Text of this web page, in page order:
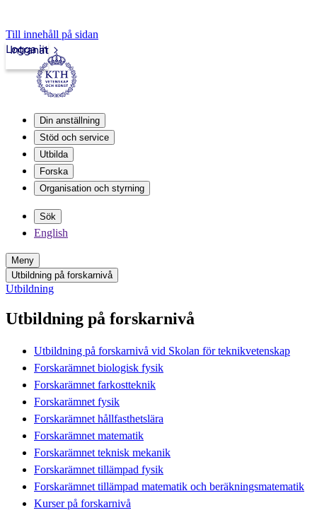
Till innehåll på sidan
Intranät
Logga in
Din anställning
Stöd och service
Utbilda
Forska
Organisation och styrning
Sök
English
Meny
Utbildning på forskarnivå
Utbildning
Utbildning på forskarnivå
Utbildning på forskarnivå vid Skolan för teknikvetenskap
Forskarämnet biologisk fysik
Forskarämnet farkostteknik
Forskarämnet fysik
Forskarämnet hållfasthetslära
Forskarämnet matematik
Forskarämnet teknisk mekanik
Forskarämnet tillämpad fysik
Forskarämnet tillämpad matematik och beräkningsmatematik
Kurser på forskarnivå